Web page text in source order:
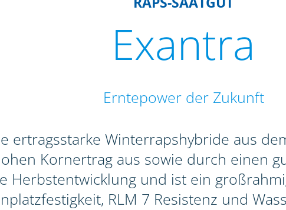
Exantra
Erntepower der Zukunft
ertragsstarke Winterrapshybride aus
Kornertrag aus sowie durch einen
Herbstentwicklung und ist ein
RLM 7 Resistenz und